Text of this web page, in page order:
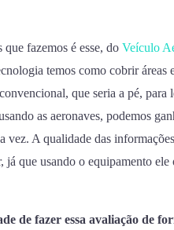
fazemos é esse, do Veículo
temos como cobrir áreas
que seria a pé, para
as aeronaves, podemos
vez. A qualidade das
já que usando o equipamento ele
de fazer essa avaliação de